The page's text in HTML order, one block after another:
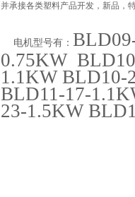
并承接各类塑料产品开发，新品，
电机型号有：
0.75KW
1.1KW BLD10-
BLD11-17-
23-1.5KW